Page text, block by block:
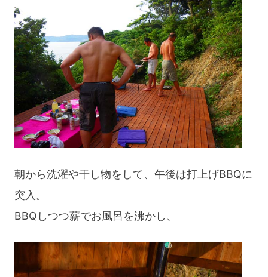
朝から洗濯や干し物をして、午後は打上げBBQに
突入。
BBQしつつ薪でお風呂を沸かし、